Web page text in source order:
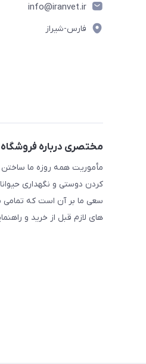
info@iranvet.ir
فارس-شیراز
مختصری درباره فروشگاه
مأموریت همه روزه ما ساختن
کردن دوستی و نگهداری
سعی ما بر آن است که تمامی
های لازم قبل از خرید و